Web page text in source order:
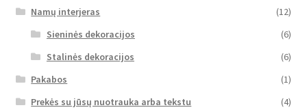
Namų interjeras
(12)
Sieninės dekoracijos
(6)
Stalinės dekoracijos
(6)
Pakabos
(1)
Prekės su jūsų nuotrauka arba tekstu
(4)